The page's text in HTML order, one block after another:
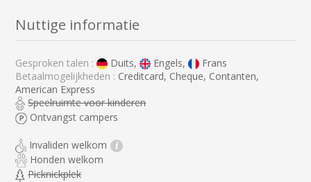
Nuttige informatie
Gesproken talen : Duits, Engels,
Frans
Betaalmogelijkheden : Creditcard, Cheque, Contanten,
American Express
Speelruimte voor kinderen
Ontvangst campers
Invaliden welkom i
Honden welkom
Picknickplek